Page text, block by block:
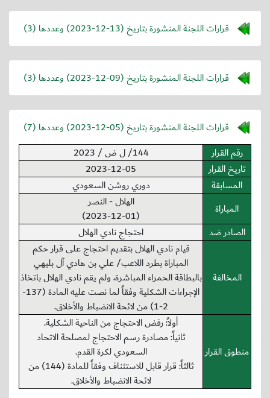
قرارات اللجنة المنشورة بتاريخ (2023-12-13) وعددها (3)
قرارات اللجنة المنشورة بتاريخ (2023-12-09) وعددها (3)
قرارات اللجنة المنشورة بتاريخ (2023-12-05) وعددها (7)
رقم القرار
144/ ل ض / 2023
تاريخ القرار
2023-12-05
المسابقة
دوري روشن السعودي
المباراة
الهلال - النصر
(2023-12-01)
الصادر ضد
احتجاج نادي الهلال
المخالفة
قيام نادي الهلال بتقديم احتجاج على قرار حكم
المباراة بطرد اللاعب/ علي بن هادي آل بليهي
بالبطاقة الحمراء المباشرة، ولم يقم نادي الهلال باتخاذ
الإجراءات الشكلية وفقاً لما نصت عليه المادة (137-
2-1) من لائحة الانضباط والأخلاق.
منطوق القرار
أولاً: رفض الاحتجاج من الناحية الشكلية.
ثانياً: مصادرة رسم الاحتجاج لمصلحة الاتحاد
السعودي لكرة القدم.
ثالثاً: قرار قابل للاستئناف وفقاً للمادة (144) من
لائحة الانضباط والأخلاق.